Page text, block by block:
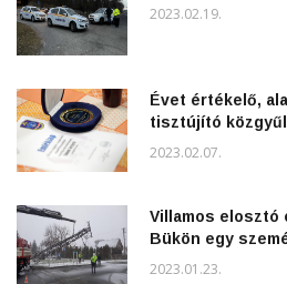
2023.02.19.
Évet értékelő,
tisztújító
2023.02.07.
Villamos elosztó
Bükön egy
2023.01.23.